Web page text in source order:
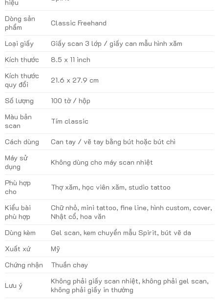
hiệu
Dòng sản
phẩm
Classic Freehand
Loại giấy
Giấy scan 3 lớp / giấy can mẫu hình xăm
Kích thước
8.5 x 11 inch
Kích thước
quy đổi
21.6 x 27.9 cm
Số lượng
100 tờ / hộp
Màu bản
scan
Tím classic
Cách dùng
Can tay / vẽ tay bằng bút hoặc bút chì
Máy sử
dụng
Không dùng cho máy scan nhiệt
Phù hợp
cho
Thợ xăm, học viên xăm, studio tattoo
Kiểu bài
phù hợp
Chữ nhỏ, mini tattoo, fine line, hình custom, cover,
Nhật cổ, hoa văn
Dùng kèm
Gel scan, kem chuyển mẫu Spirit, bút vẽ da
Xuất xứ
Mỹ
Chứng nhận
Thuần chay
Lưu ý
Không phải giấy scan nhiệt, không phải gel scan,
không phải giấy in thường